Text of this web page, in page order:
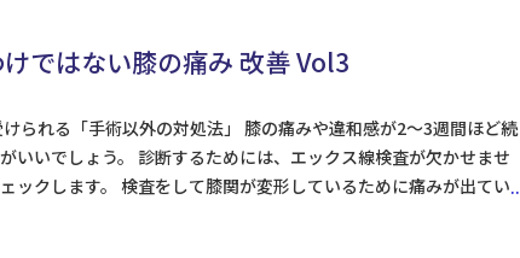
ではない膝の痛み 改善 Vol3
られる「手術以外の対処法」 膝の痛みや違和感が2～3週間ほど続
いいでしょう。 診断するためには、エックス線検査が欠かせませ
ックします。 検査をして膝関が変形しているために痛みが出てい..